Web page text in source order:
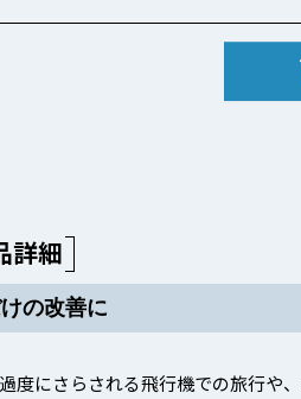
詳細
の改善に
度にさらされる飛行機での旅行や